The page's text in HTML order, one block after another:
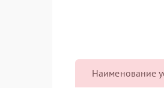
Наименование